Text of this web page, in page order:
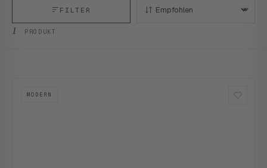
1 PRODUKT
FILTER SORTIEREN:
MODERN